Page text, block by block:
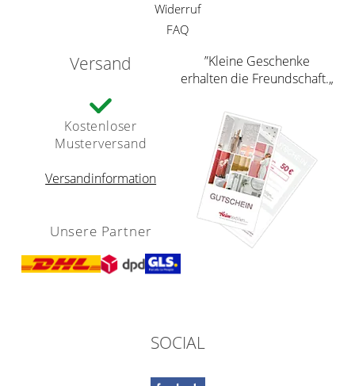
Widerruf
FAQ
Versand
Kostenloser
Musterversand
Versandinformation
Unsere Partner
”Kleine Geschenke
erhalten die Freundschaft.„
SOCIAL